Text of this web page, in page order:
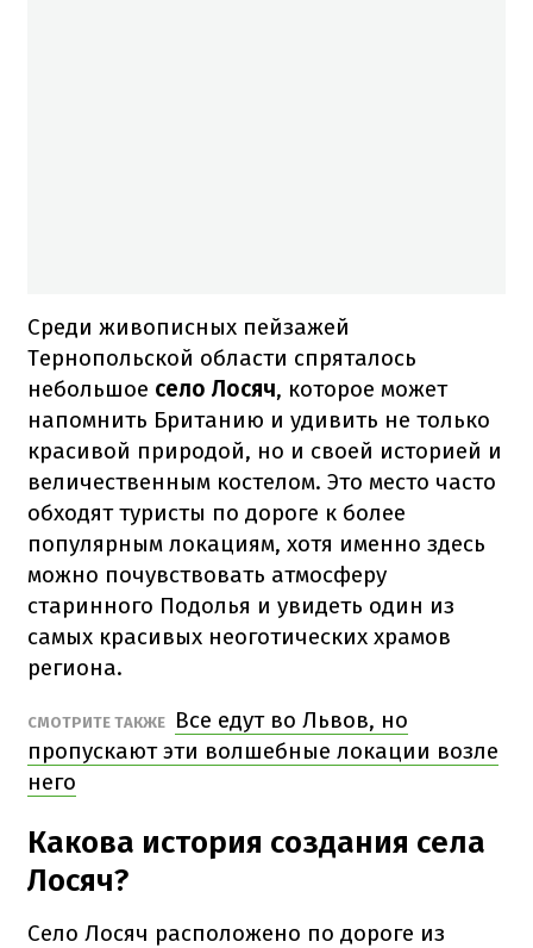
Среди живописных пейзажей
Тернопольской области спряталось
небольшое село Лосяч, которое может
напомнить Британию и удивить не только
красивой природой, но и своей историей и
величественным костелом. Это место часто
обходят туристы по дороге к более
популярным локациям, хотя именно здесь
можно почувствовать атмосферу
старинного Подолья и увидеть один из
самых красивых неоготических храмов
региона.
СМОТРИТЕ ТАКЖЕ
Все едут во Львов, но
пропускают эти волшебные локации возле
него
Какова история создания села
Лосяч?
Село Лосяч расположено по дороге из